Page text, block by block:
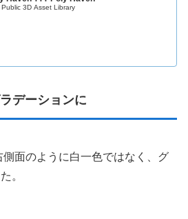
Public 3D Asset Library
デーションに
面のように白一色ではなく、グ
。